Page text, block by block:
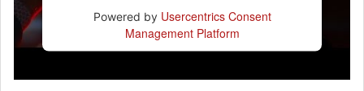
Powered by Usercentrics Consent
Management Platform